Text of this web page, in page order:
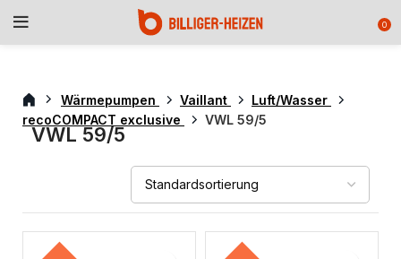
0
Wärmepumpen Vaillant
Luft/Wasser
recoCOMPACT exclusive
VWL 59/5
VWL 59/5